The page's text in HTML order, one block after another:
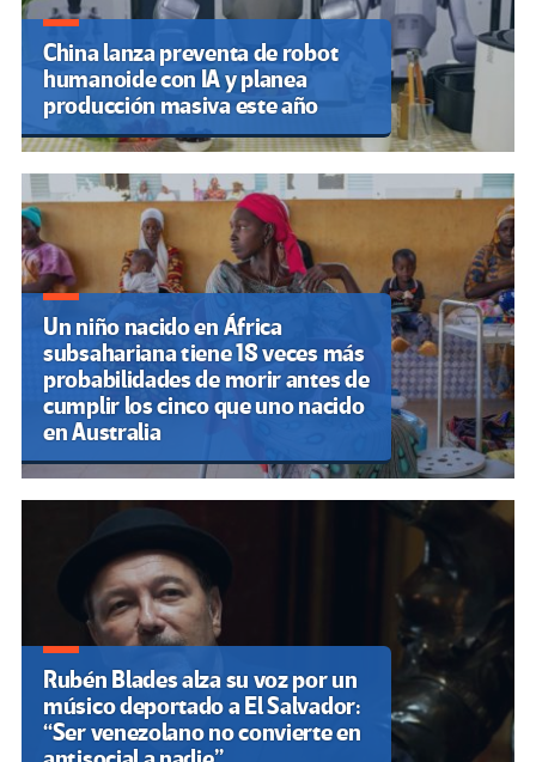
China lanza preventa de robot
humanoide con IA y planea
producción masiva este año
Un niño nacido en África
subsahariana tiene 18 veces más
probabilidades de morir antes de
cumplir los cinco que uno nacido
en Australia
Rubén Blades alza su voz por un
músico deportado a El Salvador:
“Ser venezolano no convierte en